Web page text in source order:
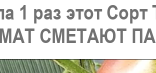
1 раз этот
СМЕТАЮТ